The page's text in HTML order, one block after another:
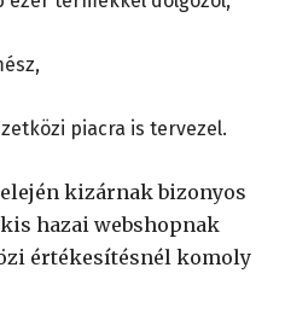
piacra is tervezel.
kizárnak bizonyos
hazai webshopnak
értékesítésnél komoly